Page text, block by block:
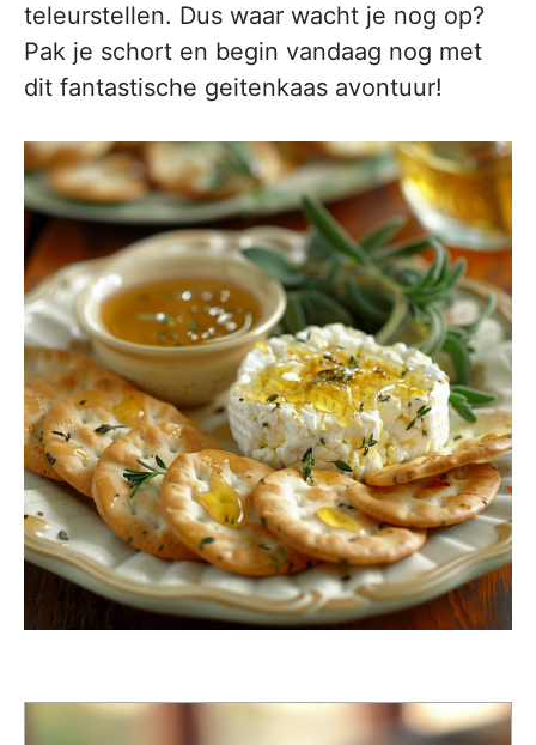
teleurstellen. Dus waar wacht je nog op?
Pak je schort en begin vandaag nog met
dit fantastische geitenkaas avontuur!